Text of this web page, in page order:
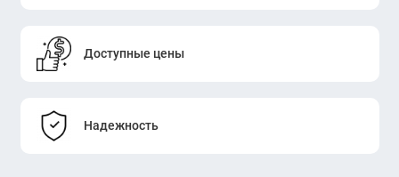
Доступные цены
Надежность